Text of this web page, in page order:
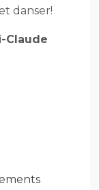
danser!
Claude